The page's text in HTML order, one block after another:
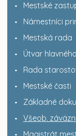
Mestské
Námestníci
Mestská rada
Útvar
Rada
Mestské časti
Základné
Všeob.
Magistrát